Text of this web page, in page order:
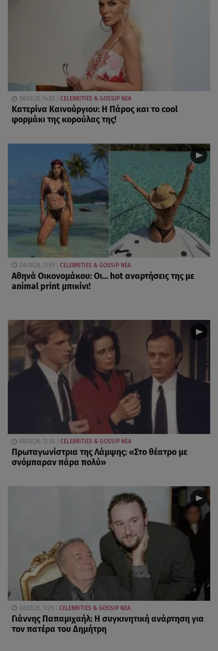
08.08.26, 14:50 CELEBRITIES & GOSSIP ΝΕΑ
Κατερίνα Καινούργιου: Η Πάρος και το cool
φορμάκι της κορούλας της!
08.08.26, 13:59 CELEBRITIES & GOSSIP ΝΕΑ
Αθηνά Οικονομάκου: Οι... hot αναρτήσεις της με
animal print μπικίνι!
08.08.26, 12:30 CELEBRITIES & GOSSIP ΝΕΑ
Πρωταγωνίστρια της Λάμψης: «Στο θέατρο με
σνόμπαραν πάρα πολύ»
08.08.26, 11:29 CELEBRITIES & GOSSIP ΝΕΑ
Γιάννης Παπαμιχαήλ: Η συγκινητική ανάρτηση για
τον πατέρα του Δημήτρη